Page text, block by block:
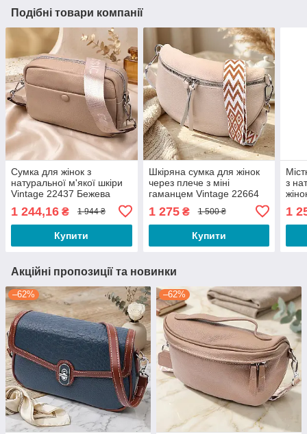
Подібні товари компанії
Сумка для жінок з
натуральної м'якої шкіри
Vintage 22437 Бежева
1 244,16 ₴ 1 944 ₴
Купити
Шкіряна сумка для жінок
через плече з міні
гаманцем Vintage 22664
1 275₴ 1 500 ₴
Купити
з
1
Акційні пропозиції та новинки
–62% –62%